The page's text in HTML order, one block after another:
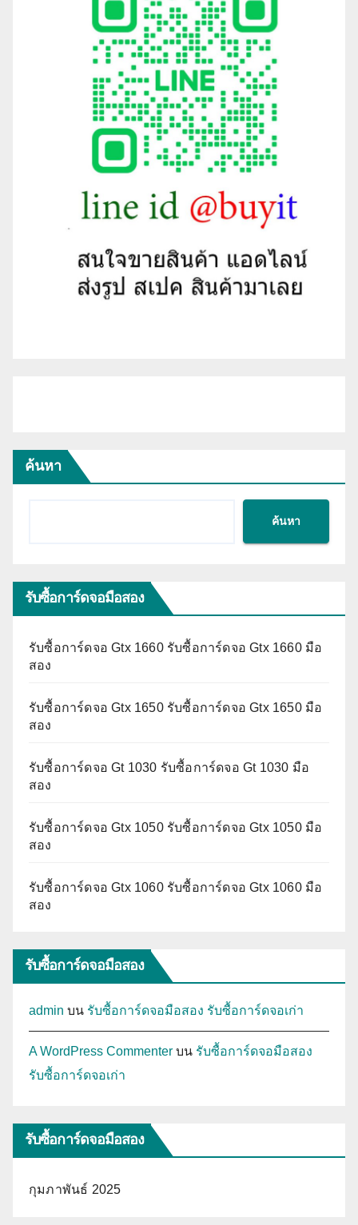
ค้นหา
ค้นหา
รับซื้อการ์ดจอมือสอง
รับซื้อการ์ดจอ Gtx 1660 รับซื้อการ์ดจอ Gtx 1660 มือ
สอง
รับซื้อการ์ดจอ Gtx 1650 รับซื้อการ์ดจอ Gtx 1650 มือ
สอง
รับซื้อการ์ดจอ Gt 1030 รับซื้อการ์ดจอ Gt 1030 มือ
สอง
รับซื้อการ์ดจอ Gtx 1050 รับซื้อการ์ดจอ Gtx 1050 มือ
สอง
รับซื้อการ์ดจอ Gtx 1060 รับซื้อการ์ดจอ Gtx 1060 มือ
สอง
รับซื้อการ์ดจอมือสอง
admin บน รับซื้อการ์ดจอมือสอง รับซื้อการ์ดจอเก่า
A WordPress Commenter บน รับซื้อการ์ดจอมือสอง
รับซื้อการ์ดจอเก่า
รับซื้อการ์ดจอมือสอง
กุมภาพันธ์ 2025